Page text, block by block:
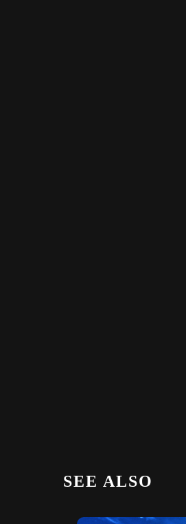
SEE ALSO